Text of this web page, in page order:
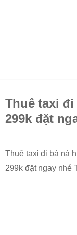
Thuê taxi
299k đặt
Thuê taxi đi bà nà
299k đặt ngay nhé